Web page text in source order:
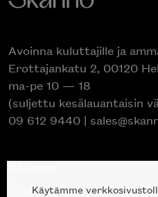
Avoinna kuluttajille ja
Erottajankatu 2, 00120
ma-pe 10 — 18
(suljettu kesälauantaisin
09 612 9440 |
Skanno
Tuotteet
Käytämme